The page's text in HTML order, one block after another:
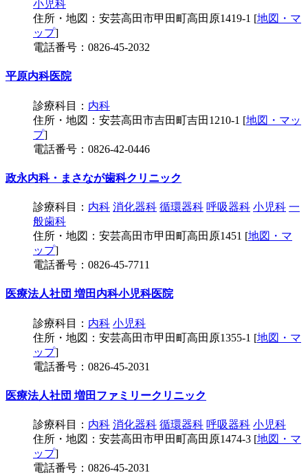
小児科
住所・地図：安芸高田市甲田町高田原1419-1 [地図・マ
ップ]
電話番号：0826-45-2032
平原内科医院
診療科目： 内科
住所・地図：安芸高田市吉田町吉田1210-1 [地図・マッ
プ]
電話番号：0826-42-0446
政永内科・まさなが歯科クリニック
診療科目： 内科 消化器科 循環器科 呼吸器科 小児科 一
般歯科
住所・地図：安芸高田市甲田町高田原1451 [地図・マ
ップ]
電話番号：0826-45-7711
医療法人社団 増田内科小児科医院
診療科目： 内科 小児科
住所・地図：安芸高田市甲田町高田原1355-1 [地図・マ
ップ]
電話番号：0826-45-2031
医療法人社団 増田ファミリークリニック
診療科目： 内科 消化器科 循環器科 呼吸器科 小児科
住所・地図：安芸高田市甲田町高田原1474-3 [地図・マ
ップ]
電話番号：0826-45-2031